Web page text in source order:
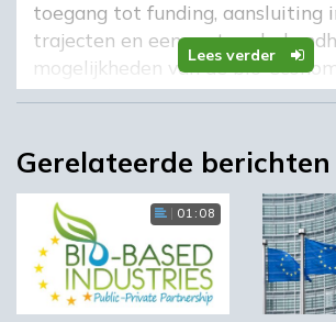
Lees verder
toegang tot funding, aansluiting
trajecten en een grotere
mogelijkheden van de bio-
zegt Dirk Carrez, Executive
Het Vanguard Initiative is een
innovatienetwerk, dat regio’s
sterke positie te krijgen in het
industriële innovatiecircuit. Het
thema’s, waarvan de bio-
Beide organisaties willen
Gerelateerde berichten
01:08